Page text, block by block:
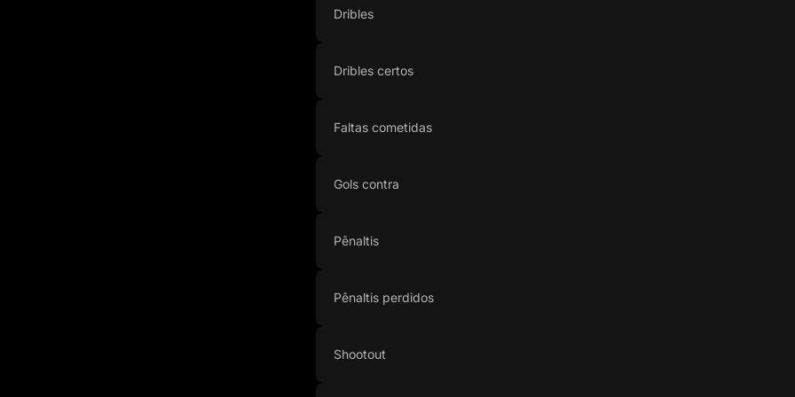
Dribles
Dribles certos
Faltas cometidas
Gols contra
Pênaltis
Pênaltis perdidos
Shootout